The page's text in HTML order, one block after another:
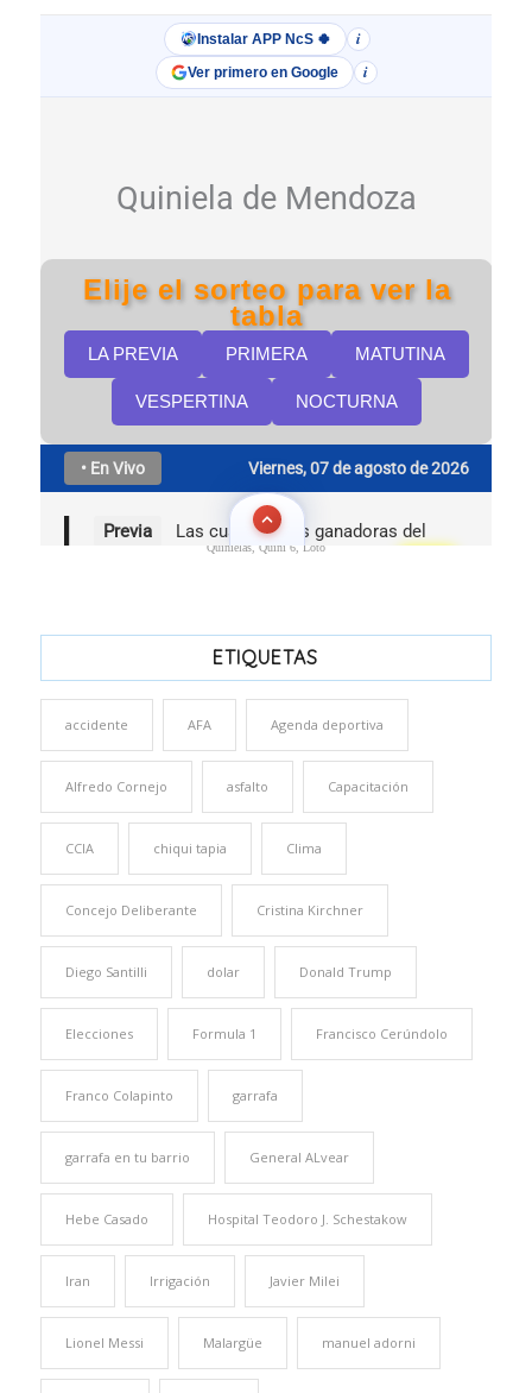
Quinielas, Quini 6, Loto
ETIQUETAS
accidente AFA Agenda deportiva
Alfredo Cornejo asfalto Capacitación
CCIA chiqui tapia Clima
Concejo Deliberante Cristina Kirchner
Diego Santilli dolar Donald Trump
Elecciones Formula 1 Francisco Cerúndolo
Franco Colapinto garrafa
garrafa en tu barrio General ALvear
Hebe Casado Hospital Teodoro J. Schestakow
Iran Irrigación Javier Milei
Lionel Messi Malargüe manuel adorni